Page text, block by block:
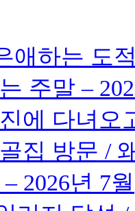
애하는 도
주말 –
에 다녀오
집 방문 /
2026년 7월